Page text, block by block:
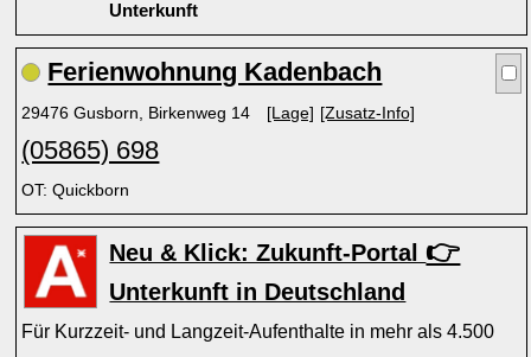
Unterkunft
Ferienwohnung Kadenbach
29476 Gusborn, Birkenweg 14 [Lage] [Zusatz-Info]
(05865) 698
OT: Quickborn
Neu & Klick: Zukunft-Portal 👉
Unterkunft in Deutschland
Für Kurzzeit- und Langzeit-Aufenthalte in mehr als 4.500